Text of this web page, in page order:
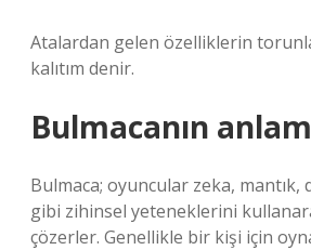
Atalardan gelen özelliklerin
kalıtım denir.
Bulmacanın
Bulmaca; oyuncular zeka, mantık,
gibi zihinsel yeteneklerini
çözerler. Genellikle bir kişi için